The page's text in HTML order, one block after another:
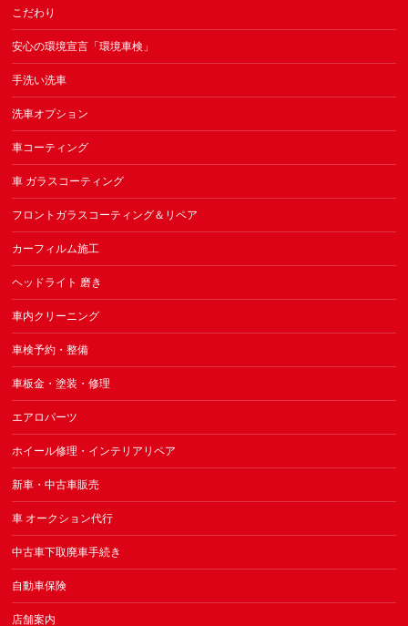
こだわり
安心の環境宣言「環境車検」
手洗い洗車
洗車オプション
車コーティング
車 ガラスコーティング
フロントガラスコーティング＆リペア
カーフィルム施工
ヘッドライト 磨き
車内クリーニング
車検予約・整備
車板金・塗装・修理
エアロパーツ
ホイール修理・インテリアリペア
新車・中古車販売
車 オークション代行
中古車下取廃車手続き
自動車保険
店舗案内